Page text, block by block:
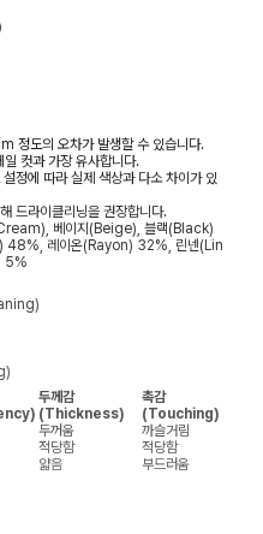
정도의 오차가 발생할 수 있습니다.
컷과 가장 유사합니다.
정에 따라 실제 색상과 다소 차이가 있
드라이클리닝을 권장합니다.
베이지(Beige), 블랙(Black)
48%, 레이온(Rayon) 32%, 린넨(Lin
5%
두께감
(Thickness)
촉감
(Touching)
두꺼움
까슬거림
적당함
적당함
얇음
부드러움